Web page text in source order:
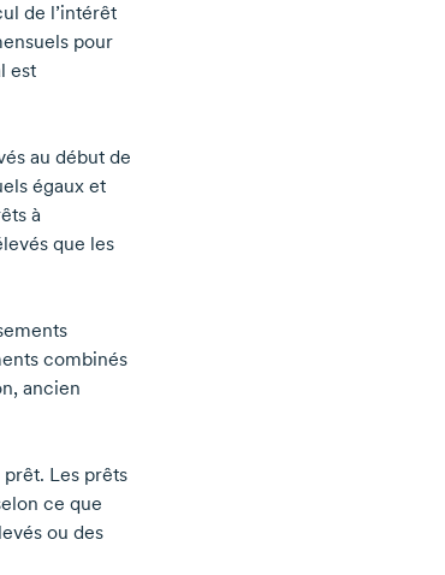
de l’intérêt
pour
est
au début de
égaux et
à
que les
combinés
ancien
Les prêts
ce que
ou des